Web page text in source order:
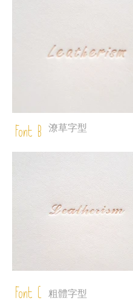
Font B 潦草字型
Font C 粗體字型